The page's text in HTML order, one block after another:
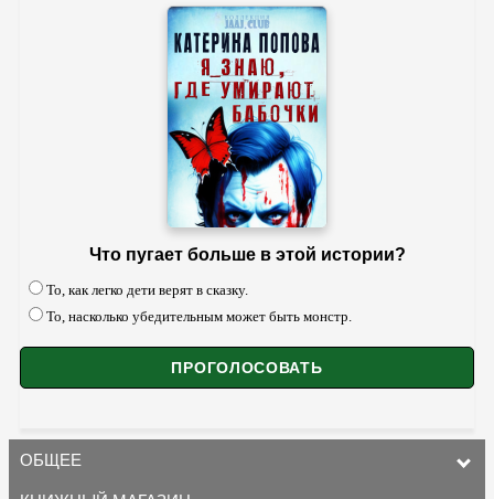
Что пугает больше в этой истории?
То, как легко дети верят в сказку.
То, насколько убедительным может быть монстр.
ОБЩЕЕ